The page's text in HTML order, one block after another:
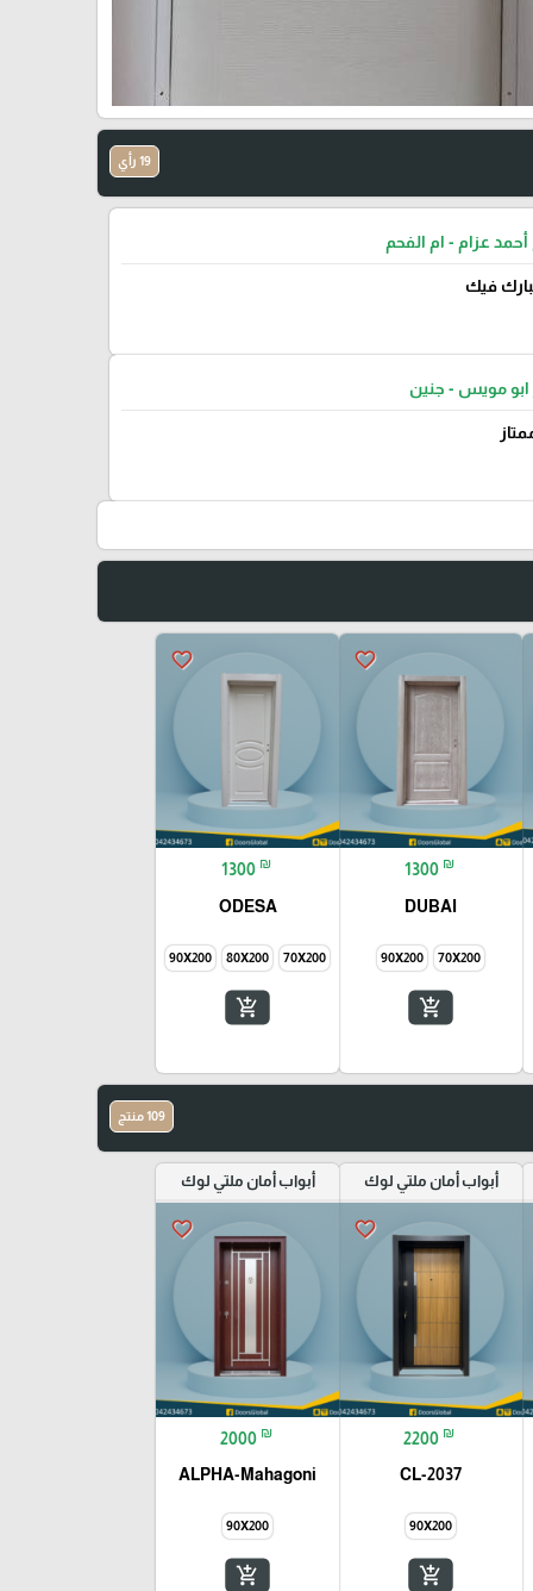
19 رأي
عزام - ام الفحم
فيك
ابو مويس - جنين
favorite_border
1300 ₪
DUBAI
70X200
90X200
add_shopping_cart
favorite_border
1300 ₪
ODESA
70X200
80X200
90X200
add_shopping_cart
109 منتج
أبواب أمان ملتي لوك
favorite_border
2200 ₪
CL-2037
90X200
add_shopping_cart
أبواب أمان ملتي لوك
favorite_border
2000 ₪
ALPHA-Mahagoni
90X200
add_shopping_cart